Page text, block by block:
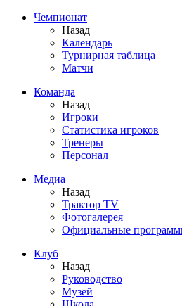
Чемпионат
Назад
Календарь
Турнирная таблица
Матчи
Команда
Назад
Игроки
Статистика игроков
Тренеры
Персонал
Медиа
Назад
Трактор TV
Фотогалерея
Официальные
Клуб
Назад
Руководство
Музей